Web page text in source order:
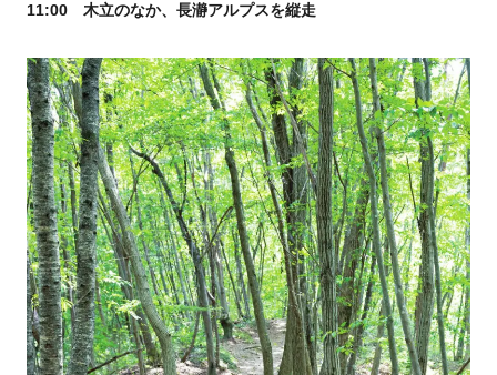
11:00 木立のなか、長瀞アルプスを縦走